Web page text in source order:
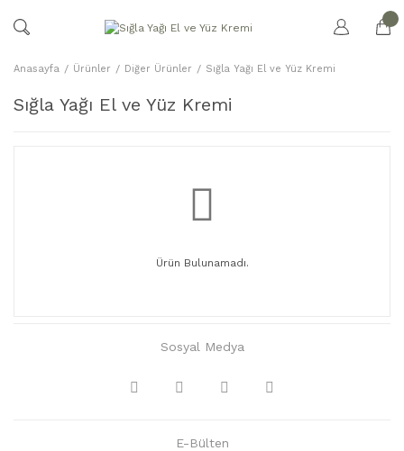
Anasayfa Ürünler Diğer Ürünler Sığla Yağı El ve Yüz Kremi
Sığla Yağı El ve Yüz Kremi
Ürün Bulunamadı.
Sosyal Medya
E-Bülten